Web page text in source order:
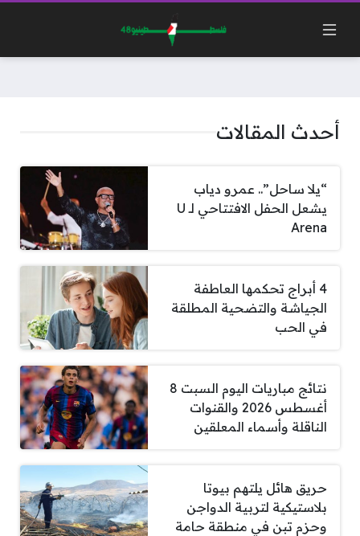
أحدث المقالات
“يلا ساحل”.. عمرو دياب
يشعل الحفل الافتتاحي لـ U
Arena
4 أبراج تحكمها العاطفة
الجياشة والتضحية المطلقة
في الحب
نتائج مباريات اليوم السبت 8
أغسطس 2026 والقنوات
الناقلة وأسماء المعلقين
حريق هائل يلتهم بيوتا
بلاستيكية لتربية الدواجن
وحزم تبن في منطقة حامة